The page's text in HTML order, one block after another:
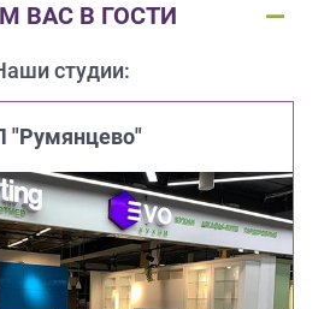
ВАС В ГОСТИ
студии:
"Румянцево"